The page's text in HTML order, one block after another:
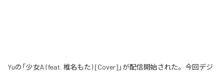
Yuの「少女A (feat. 椎名もた) [Cover]」が配信開始された。今回デジ